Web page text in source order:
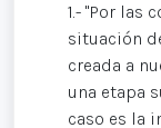
1.- "Por las
situación
creada a
una etapa
caso es la